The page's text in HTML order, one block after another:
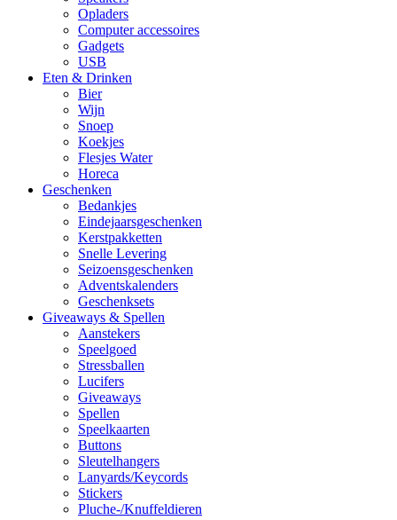
Opladers
Computer accessoires
Gadgets
USB
Eten & Drinken
Bier
Wijn
Snoep
Koekjes
Flesjes Water
Horeca
Geschenken
Bedankjes
Eindejaarsgeschenken
Kerstpakketten
Snelle Levering
Seizoensgeschenken
Adventskalenders
Geschenksets
Giveaways & Spellen
Aanstekers
Speelgoed
Stressballen
Lucifers
Giveaways
Spellen
Speelkaarten
Buttons
Sleutelhangers
Lanyards/Keycords
Stickers
Pluche-/Knuffeldieren